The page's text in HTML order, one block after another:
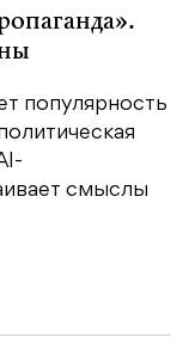
популярность
смыслы